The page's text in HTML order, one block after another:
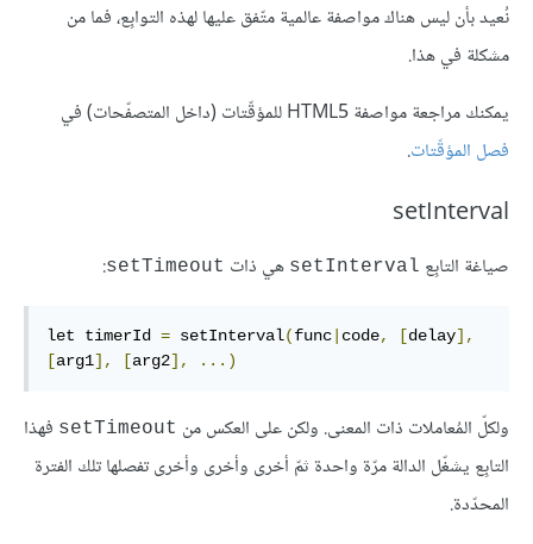
نُعيد بأن ليس هناك مواصفة عالمية متّفق عليها لهذه التوابِع، فما من
مشكلة في هذا.
يمكنك مراجعة مواصفة HTML5 للمؤقّتات (داخل المتصفّحات) في
فصل المؤقّتات.
setInterval
صياغة التابِع ‎setInterval‎ هي ذات ‎setTimeout‎
:
let timerId = setInterval(func code, [delay],
[arg1], [arg2], ...)
ولكلّ المُعاملات ذات المعنى. ولكن على العكس من ‎setTimeout‎ فهذا
التابِع يشغّل الدالة مرّة واحدة ثمّ أخرى وأخرى وأخرى تفصلها تلك الفترة
المحدّدة.